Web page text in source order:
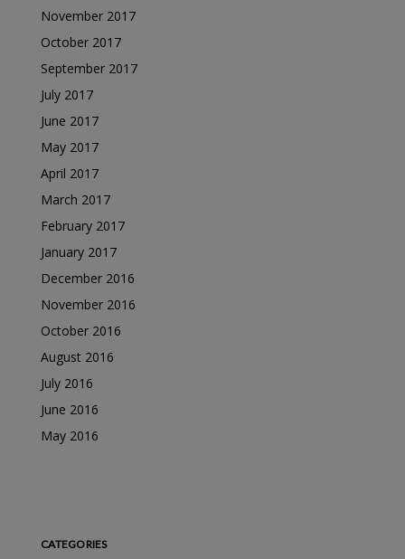
November 2017
October 2017
September 2017
July 2017
June 2017
May 2017
April 2017
March 2017
February 2017
January 2017
December 2016
November 2016
October 2016
August 2016
July 2016
June 2016
May 2016
CATEGORIES